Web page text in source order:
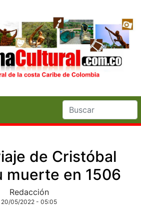
de Cristóbal
muerte en 1506
Redacción
20/05/2022 - 05:05